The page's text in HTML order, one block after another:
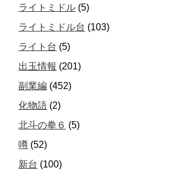
ライトミドル (5)
ライトミドル台 (103)
ライト台 (5)
出玉情報 (201)
副業編 (452)
化物語 (2)
北斗の拳６ (5)
噂 (52)
新台 (100)